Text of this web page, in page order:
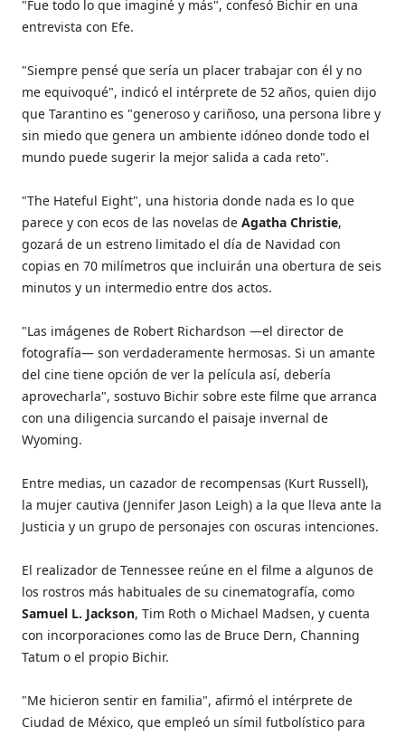
"Fue todo lo que imaginé y más", confesó Bichir en una
entrevista con Efe.
"Siempre pensé que sería un placer trabajar con él y no
me equivoqué", indicó el intérprete de 52 años, quien dijo
que Tarantino es "generoso y cariñoso, una persona libre y
sin miedo que genera un ambiente idóneo donde todo el
mundo puede sugerir la mejor salida a cada reto".
"The Hateful Eight", una historia donde nada es lo que
parece y con ecos de las novelas de Agatha Christie,
gozará de un estreno limitado el día de Navidad con
copias en 70 milímetros que incluirán una obertura de seis
minutos y un intermedio entre dos actos.
"Las imágenes de Robert Richardson —el director de
fotografía— son verdaderamente hermosas. Si un amante
del cine tiene opción de ver la película así, debería
aprovecharla", sostuvo Bichir sobre este filme que arranca
con una diligencia surcando el paisaje invernal de
Wyoming.
Entre medias, un cazador de recompensas (Kurt Russell),
la mujer cautiva (Jennifer Jason Leigh) a la que lleva ante la
Justicia y un grupo de personajes con oscuras intenciones.
El realizador de Tennessee reúne en el filme a algunos de
los rostros más habituales de su cinematografía, como
Samuel L. Jackson, Tim Roth o Michael Madsen, y cuenta
con incorporaciones como las de Bruce Dern, Channing
Tatum o el propio Bichir.
"Me hicieron sentir en familia", afirmó el intérprete de
Ciudad de México, que empleó un símil futbolístico para